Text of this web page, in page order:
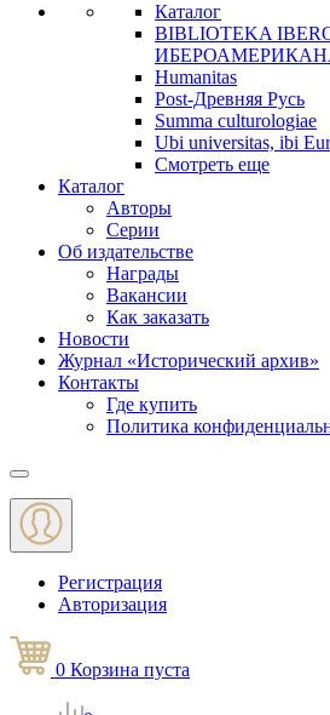
Каталог
BIBLIOTEKA
Humanitas
Post-Древняя Русь
Summa culturologiae
Ubi universitas, ibi
Смотреть еще
Каталог
Авторы
Серии
Об издательстве
Награды
Вакансии
Как заказать
Новости
Журнал «Исторический архив»‎
Контакты
Где купить
Политика
Меню
Регистрация
Авторизация
0 Корзина пуста